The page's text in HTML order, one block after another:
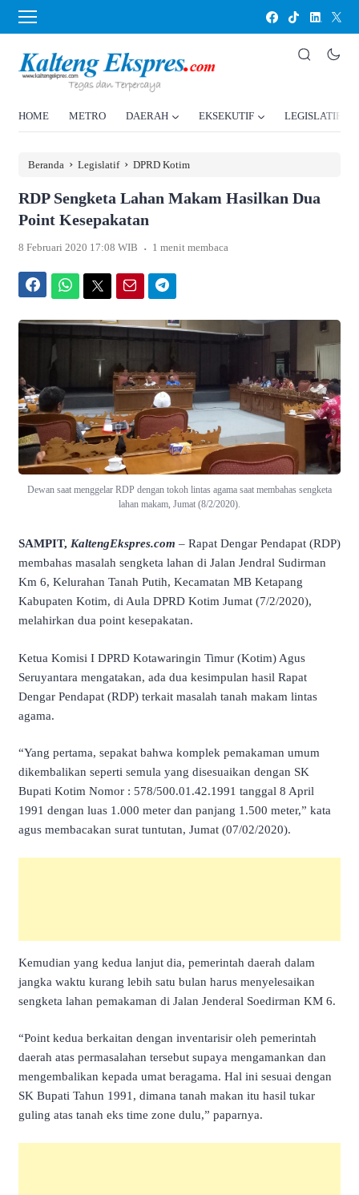
HOME METRO DAERAH EKSEKUTIF LEGISLATIF
Beranda › Legislatif › DPRD Kotim
RDP Sengketa Lahan Makam Hasilkan Dua
Point Kesepakatan
8 Februari 2020 17:08 WIB . 1 menit membaca
Dewan saat menggelar RDP dengan tokoh lintas agama saat membahas sengketa
lahan makam, Jumat (8/2/2020).
SAMPIT, KaltengEkspres.com – Rapat Dengar Pendapat (RDP)
membahas masalah sengketa lahan di Jalan Jendral Sudirman
Km 6, Kelurahan Tanah Putih, Kecamatan MB Ketapang
Kabupaten Kotim, di Aula DPRD Kotim Jumat (7/2/2020),
melahirkan dua point kesepakatan.
Ketua Komisi I DPRD Kotawaringin Timur (Kotim) Agus
Seruyantara mengatakan, ada dua kesimpulan hasil Rapat
Dengar Pendapat (RDP) terkait masalah tanah makam lintas
agama.
“Yang pertama, sepakat bahwa komplek pemakaman umum
dikembalikan seperti semula yang disesuaikan dengan SK
Bupati Kotim Nomor : 578/500.01.42.1991 tanggal 8 April
1991 dengan luas 1.000 meter dan panjang 1.500 meter,” kata
agus membacakan surat tuntutan, Jumat (07/02/2020).
Kemudian yang kedua lanjut dia, pemerintah daerah dalam
jangka waktu kurang lebih satu bulan harus menyelesaikan
sengketa lahan pemakaman di Jalan Jenderal Soedirman KM 6.
“Point kedua berkaitan dengan inventarisir oleh pemerintah
daerah atas permasalahan tersebut supaya mengamankan dan
mengembalikan kepada umat beragama. Hal ini sesuai dengan
SK Bupati Tahun 1991, dimana tanah makan itu hasil tukar
guling atas tanah eks time zone dulu,” paparnya.